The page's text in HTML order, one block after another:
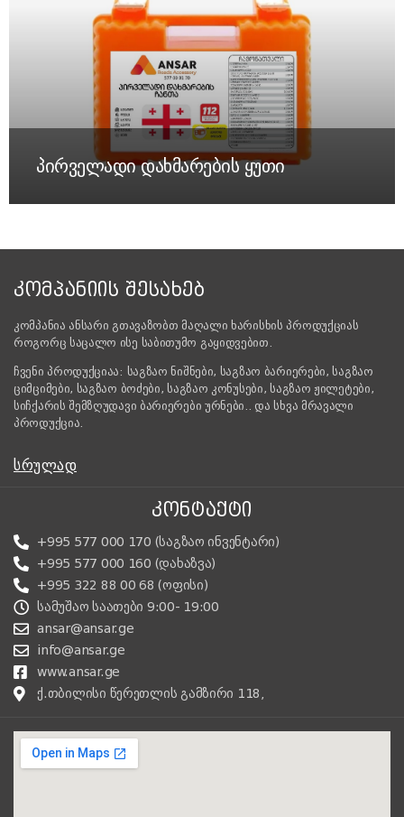
პირველადი დახმარების ყუთი
ᲙᲝᲛᲞᲐᲜᲘᲘᲡ ᲨᲔᲡᲐᲮᲔᲑ
კომპანია ანსარი გთავაზობთ მაღალი ხარისხის პროდუქციას
როგორც საცალო ისე საბითუმო გაყიდვებით.
ჩვენი პროდუქციაა: საგზაო ნიშნები, საგზაო ბარიერები, საგზაო
ციმციმები, საგზაო ბოძები, საგზაო კონუსები, საგზაო ჟილეტები,
სიჩქარის შემზღუდავი ბარიერები ურნები.. და სხვა მრავალი
პროდუქცია.
ᲡᲠᲣᲚᲐᲓ
ᲙᲝᲜᲢᲐᲥᲢᲘ
+995 577 000 170 (საგზაო ინვენტარი)
+995 577 000 160 (დახაზვა)
+995 322 88 00 68 (ოფისი)
სამუშაო საათები 9:00- 19:00
ansar@ansar.ge
info@ansar.ge
www.ansar.ge
ქ.თბილისი წერეთლის გამზირი 118,